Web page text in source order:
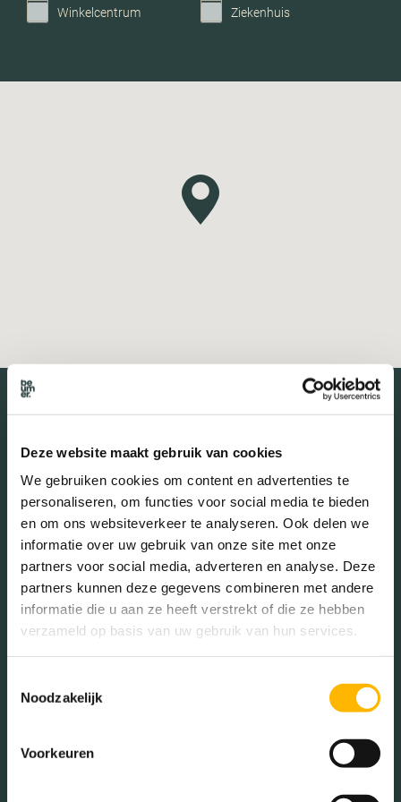
Deze website maakt gebruik van cookies
We gebruiken cookies om content en advertenties te
personaliseren, om functies voor social media te bieden
en om ons websiteverkeer te analyseren. Ook delen we
informatie over uw gebruik van onze site met onze
partners voor social media, adverteren en analyse. Deze
partners kunnen deze gegevens combineren met andere
informatie die u aan ze heeft verstrekt of die ze hebben
verzameld op basis van uw gebruik van hun services.
Noodzakelijk
Voorkeuren
Winkelcentrum Ziekenhuis
De buurt
Burgerlijke staat in wijk
Gehuwd (35.74%)
Ongehuwd (50.86%)
Gescheiden (8.93%)
Verweduwd (4.47%)